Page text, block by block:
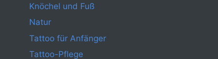
Knöchel und Fuß
Natur
Tattoo für Anfänger
Tattoo-Pflege